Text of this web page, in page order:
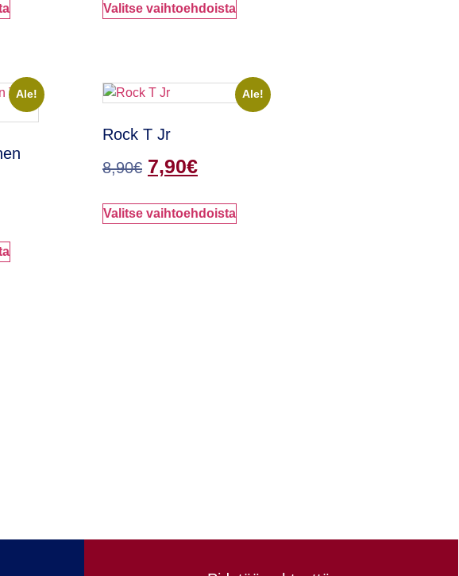
Valitse vaihtoehdoista
Ale! Ale!
Rock T Jr
8,90€ 7,90€
Valitse vaihtoehdoista